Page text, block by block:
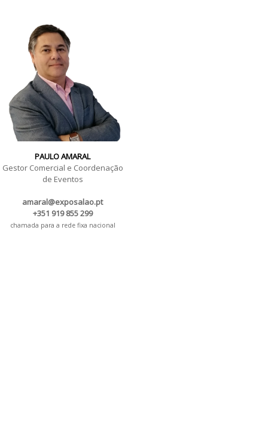
PAULO AMARAL
Gestor Comercial e Coordenação
de Eventos
amaral@exposalao.pt
+351 919 855 299
chamada para a rede fixa nacional